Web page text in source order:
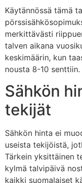
Käytännössä tämä
merkittävästi
talven aikana
keskimäärin, kun
nousta 8-10 senttiin.
Sähkön
tekijät
Sähkön hinta ei
useista tekijöistä,
Tärkein yksittäinen
kylmä talvipäivä
kaikki suomalaiset